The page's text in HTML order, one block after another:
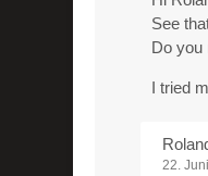
See
Do you
I tried
22.